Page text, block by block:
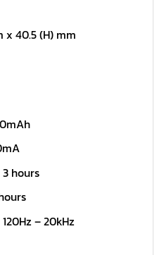
x 40.5 (H) mm
hours
– 20kHz